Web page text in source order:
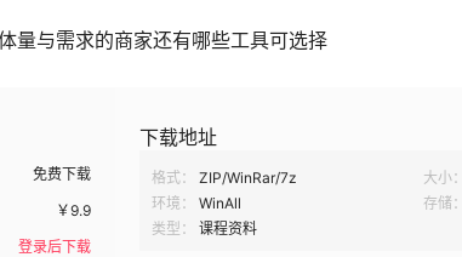
量与需求的商家还有哪些工具可选择
免费下载
￥9.9
登录后下载
下载地址
格式： ZIP/WinRar/7z 大小：
环境：
WinAll 存储：
类型：
课程资料